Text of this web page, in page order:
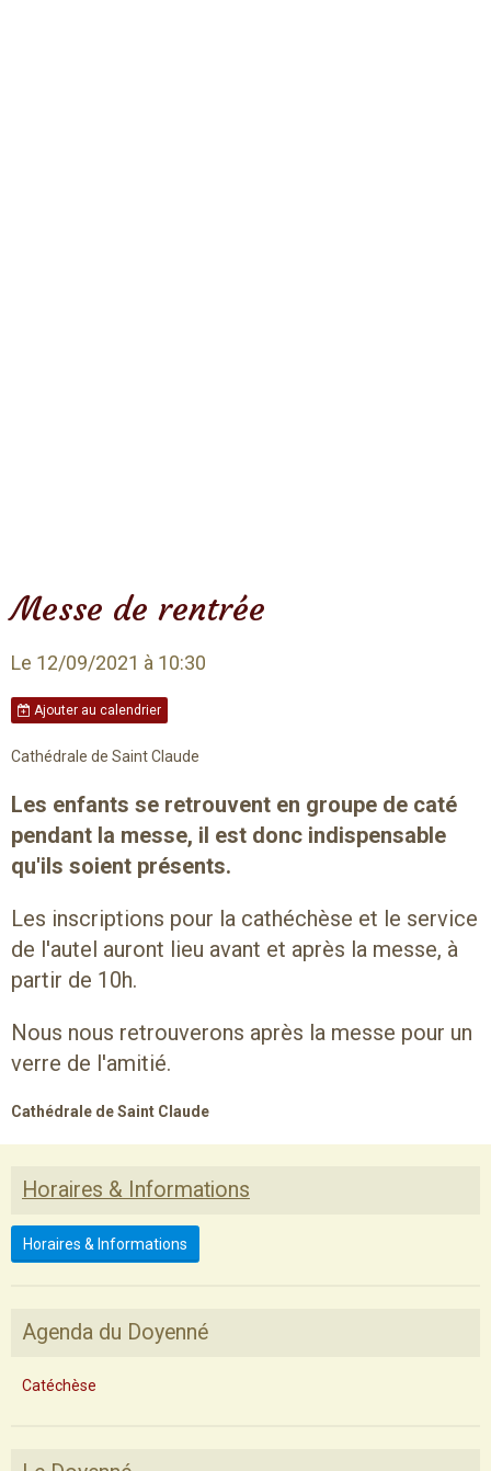
Messe de rentrée
Le 12/09/2021 à 10:30
Ajouter au calendrier
Cathédrale de Saint Claude
Les enfants se retrouvent en groupe de caté
pendant la messe, il est donc indispensable
qu'ils soient présents.
Les inscriptions pour la cathéchèse et le service
de l'autel auront lieu avant et après la messe, à
partir de 10h.
Nous nous retrouverons après la messe pour un
verre de l'amitié.
Cathédrale de Saint Claude
Horaires & Informations
Horaires & Informations
Agenda du Doyenné
Catéchèse